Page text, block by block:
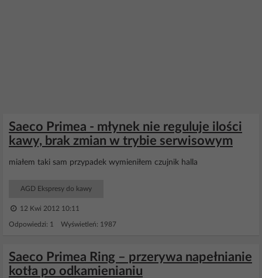
Saeco Primea - młynek nie reguluje ilości
kawy, brak zmian w trybie serwisowym
miałem taki sam przypadek wymieniłem czujnik halla
AGD Ekspresy do kawy
12 Kwi 2012 10:11
Odpowiedzi: 1 Wyświetleń: 1987
Saeco Primea Ring – przerywa napełnianie
kotła po odkamienianiu